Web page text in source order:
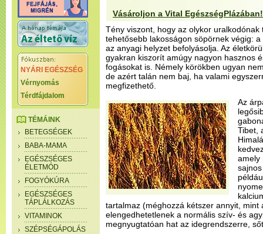
NYÁRI EGÉSZSÉG
Vérnyomás
Térdfájdalom
TÉMÁINK
BETEGSÉGEK
BABA-MAMA
EGÉSZSÉGES
ÉLETMÓD
FOGYÓKÚRA
EGÉSZSÉGES
TÁPLÁLKOZÁS
VITAMINOK
SZÉPSÉGÁPOLÁS
Vásároljon a Vital
Tény viszont, hogy az olykor uralkodónak
tehetősebb lakosságon söpörnek végig:
az anyagi helyzet befolyásolja. Az
gyakran kiszorít amúgy nagyon hasznos
fogásokat is. Némely körökben ugyan
de azért talán nem baj, ha valami
megfizethető.
Az
Tibet,
amely
tartalmaz (méghozzá kétszer annyit,
elengedhetetlenek a normális szív- és
megnyugtatóan hat az idegrendszerre,